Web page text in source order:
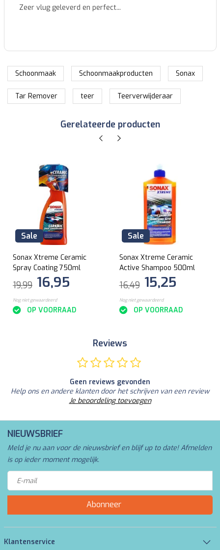
Identieke nummerplaat zoals de originele, zeer goede
Schoonmaak Schoonmaakproducten Sonax
Tar Remover teer Teerverwijderaar
Gerelateerde producten
Sale
Sonax Xtreme Ceramic
Spray Coating 750ml
19,99 16,95
Nog niet gewaardeerd
OP VOORRAAD
Sale
Sonax Xtreme Ceramic
Active Shampoo 500ml
16,49 15,25
Nog niet gewaardeerd
OP VOORRAAD
Reviews
Geen reviews gevonden
Help ons en andere klanten door het schrijven van een review
Je beoordeling toevoegen
NIEUWSBRIEF
Meld je nu aan voor de nieuwsbrief en blijf up to date! Afmelden
is op ieder moment mogelijk.
Abonneer
Klantenservice